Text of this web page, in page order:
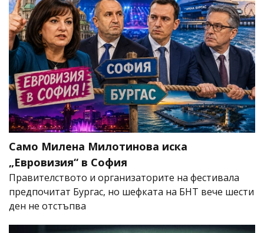
Само Милена Милотинова иска
„Евровизия“ в София
Правителството и организаторите на фестивала
предпочитат Бургас, но шефката на БНТ вече шести
ден не отстъпва